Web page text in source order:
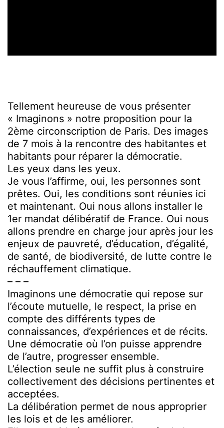
Tellement heureuse de vous présenter
« Imaginons » notre proposition pour la
2ème circonscription de Paris. Des images
de 7 mois à la rencontre des habitantes et
habitants pour réparer la démocratie.
Les yeux dans les yeux.
Je vous l’affirme, oui, les personnes sont
prêtes. Oui, les conditions sont réunies ici
et maintenant. Oui nous allons installer le
1er mandat délibératif de France. Oui nous
allons prendre en charge jour après jour les
enjeux de pauvreté, d’éducation, d’égalité,
de santé, de biodiversité, de lutte contre le
réchauffement climatique.
– – –
Imaginons une démocratie qui repose sur
l’écoute mutuelle, le respect, la prise en
compte des différents types de
connaissances, d’expériences et de récits.
Une démocratie où l’on puisse apprendre
de l’autre, progresser ensemble.
L’élection seule ne suffit plus à construire
collectivement des décisions pertinentes et
acceptées.
La délibération permet de nous approprier
les lois et de les améliorer.